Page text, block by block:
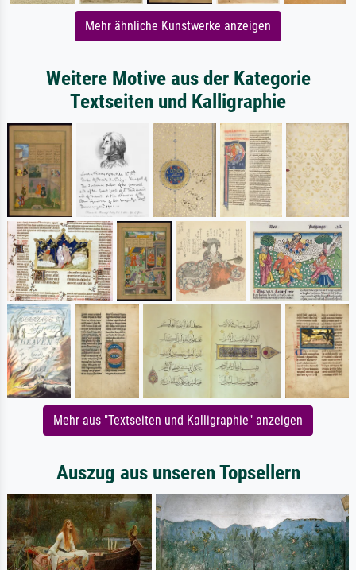
Mehr ähnliche Kunstwerke anzeigen
Weitere Motive aus der Kategorie
Textseiten und Kalligraphie
Mehr aus "Textseiten und Kalligraphie" anzeigen
Auszug aus unseren Topsellern